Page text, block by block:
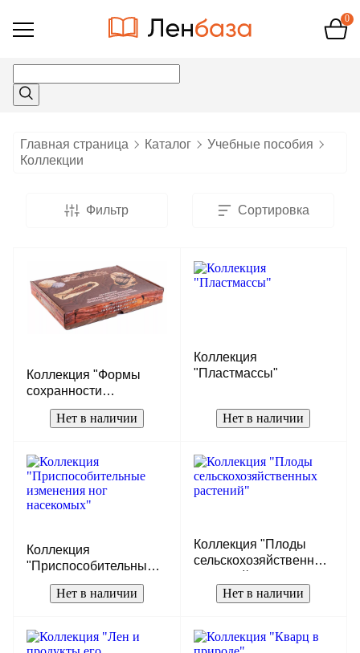
Открыть
0
Главная страница Каталог
Учебные пособия
Коллекции
Фильтр Сортировка
Коллекция "Формы
сохранности
ископаемых растений
и животных"
Нет в наличии
Коллекция
"Пластмассы"
Нет в наличии
Коллекция
"Приспособительные
изменения ног
насекомых"
Нет в наличии
Коллекция "Плоды
сельскохозяйственных
Нет в наличии